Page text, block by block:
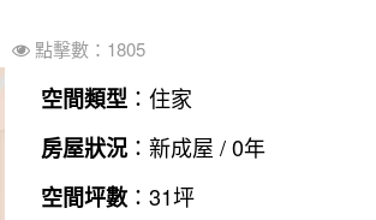
點擊數：1805
空間類型 ：住家
房屋狀況 ：新成屋 / 0年
空間坪數 ：31坪